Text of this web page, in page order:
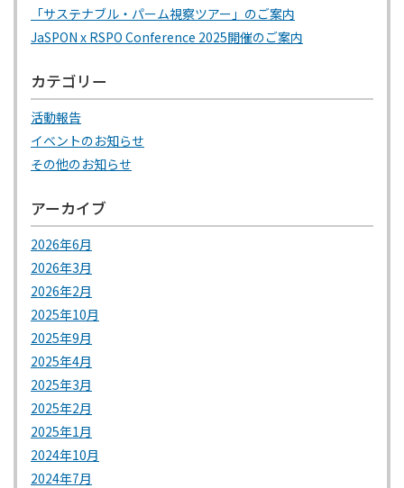
「サステナブル・パーム視察ツアー」のご案内
JaSPON x RSPO Conference 2025開催のご案内
カテゴリー
活動報告
イベントのお知らせ
その他のお知らせ
アーカイブ
2026年6月
2026年3月
2026年2月
2025年10月
2025年9月
2025年4月
2025年3月
2025年2月
2025年1月
2024年10月
2024年7月